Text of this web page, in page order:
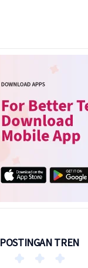
POSTINGAN TREN